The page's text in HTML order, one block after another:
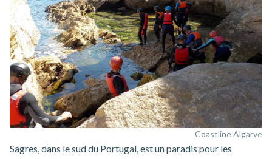
Coastline Algarve
Sagres, dans le sud du Portugal, est un paradis pour les